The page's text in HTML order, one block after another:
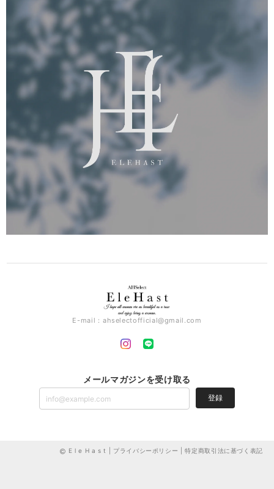
E-mail： ahselectofficial@gmail.com
メールマガジンを受け取る
登録
E l e H a s t | プライバシーポリシー |特定商取引法に基づく表記